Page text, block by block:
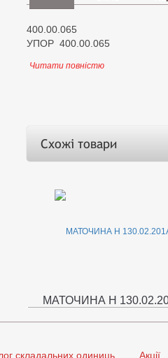
400.00.065
УПОР 400.00.065
Читати повністю
Схожі товари
МАТОЧИНА Н
складальних одиниць Акції